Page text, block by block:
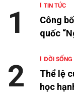
TIN TỨC
Công
quốc
1
ĐỜI SỐNG
Thể lệ
học
2